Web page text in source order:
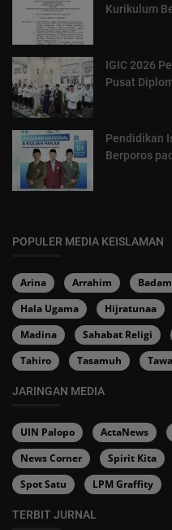
Kurikulum
IGIC 2026
Pusat
Pendidikan
Berporos
POPULER MEDIA KEISLAMAN
Arina Arrahim
Hala Ugama
Hijratunaa
Madina
Sahabat Religi
Tahiro
Tasamuh
JARINGAN MEDIA
UIN Palopo ActaNews
News Corner
Spirit Kita
Spot Satu
LPM Graffity
TERBIT JURNAL